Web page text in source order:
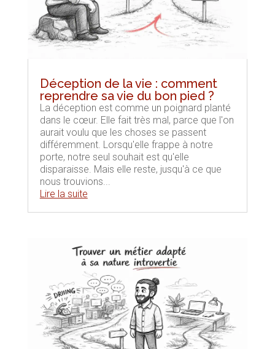
Déception de la vie : comment
reprendre sa vie du bon pied ?
La déception est comme un poignard planté
dans le cœur. Elle fait très mal, parce que l'on
aurait voulu que les choses se passent
différemment. Lorsqu'elle frappe à notre
porte, notre seul souhait est qu'elle
disparaisse. Mais elle reste, jusqu'à ce que
nous trouvions...
Lire la suite